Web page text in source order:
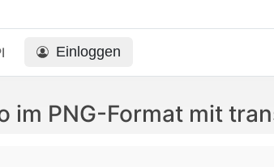
Einloggen
im PNG-Format mit